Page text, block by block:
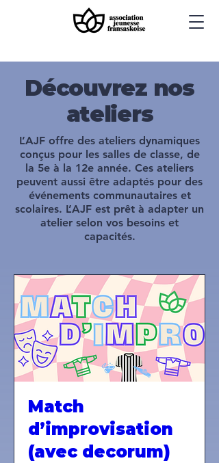
Découvrez nos
ateliers
L’AJF offre des ateliers dynamiques
conçus pour les salles de classe, de
la 5e à la 12e année. Ces ateliers
peuvent aussi être adaptés pour des
événements communautaires et
scolaires. L’AJF est prêt à adapter un
atelier selon vos besoins et
capacités.
Match
d’improvisation
(avec decorum)